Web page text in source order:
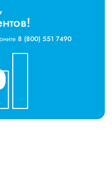
8 (800) 551 7490